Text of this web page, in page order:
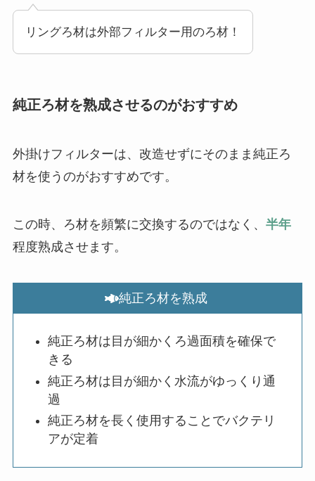
リングろ材は外部フィルター用のろ材！
純正ろ材を熟成させるのがおすすめ
外掛けフィルターは、改造せずにそのまま純正ろ
材を使うのがおすすめです。
この時、ろ材を頻繁に交換するのではなく、 半年
程度熟成させます。
純正ろ材を熟成
純正ろ材は目が細かくろ過面積を確保で
きる
純正ろ材は目が細かく水流がゆっくり通
過
純正ろ材を長く使用することでバクテリ
アが定着